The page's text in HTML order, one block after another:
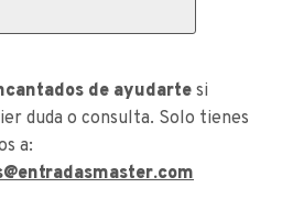
de ayudarte si
duda o consulta. Solo tienes
a: